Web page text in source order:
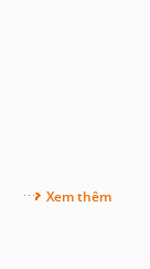
Xem thêm